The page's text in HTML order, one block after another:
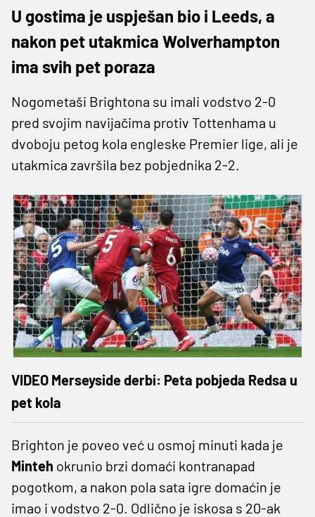
U gostima je uspješan bio i Leeds, a
nakon pet utakmica Wolverhampton
ima svih pet poraza
Nogometaši Brightona su imali vodstvo 2-0
pred svojim navijačima protiv Tottenhama u
dvoboju petog kola engleske Premier lige, ali je
utakmica završila bez pobjednika 2-2.
VIDEO Merseyside derbi: Peta pobjeda Redsa u
pet kola
Brighton je poveo već u osmoj minuti kada je
Minteh okrunio brzi domaći kontranapad
pogotkom, a nakon pola sata igre domaćin je
imao i vodstvo 2-0. Odlično je iskosa s 20-ak